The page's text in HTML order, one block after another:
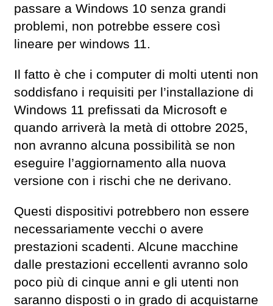
passare a Windows 10 senza grandi
problemi, non potrebbe essere così
lineare per windows 11.
Il fatto è che i computer di molti utenti non
soddisfano i requisiti per l’installazione di
Windows 11 prefissati da Microsoft e
quando arriverà la metà di ottobre 2025,
non avranno alcuna possibilità se non
eseguire l’aggiornamento alla nuova
versione con i rischi che ne derivano.
Questi dispositivi potrebbero non essere
necessariamente vecchi o avere
prestazioni scadenti. Alcune macchine
dalle prestazioni eccellenti avranno solo
poco più di cinque anni e gli utenti non
saranno disposti o in grado di acquistarne